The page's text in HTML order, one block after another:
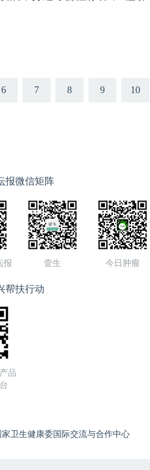
6 7 8 9 10
报微信矩阵
报 壹生 今日肿瘤
帮扶行动
品
家卫生健康委国际交流与合作中心